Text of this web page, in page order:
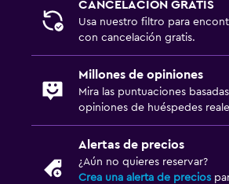
CANCELACIÓN GRATIS
Usa nuestro filtro para
con cancelación gratis.
Millones de opiniones
Mira las puntuaciones
opiniones de huéspedes
Alertas de precios
¿Aún no quieres reservar?
Crea una alerta de precios